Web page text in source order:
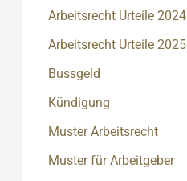
Arbeitsrecht Urteile 2024
Arbeitsrecht Urteile 2025
Bussgeld
Kündigung
Muster Arbeitsrecht
Muster für Arbeitgeber